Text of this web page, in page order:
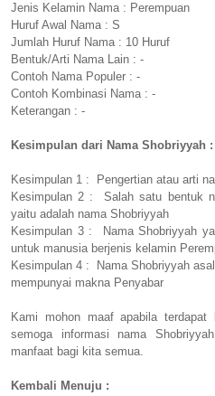
Jenis Kelamin Nama : Perempuan
Huruf Awal Nama : S
Jumlah Huruf Nama : 10 Huruf
Bentuk/Arti Nama Lain : -
Contoh Nama Populer : -
Contoh Kombinasi Nama : -
Keterangan : -
Kesimpulan dari Nama Shobriyyah :
Kesimpulan 1 : Pengertian atau arti
Kesimpulan 2 : Salah satu bentuk
yaitu adalah nama Shobriyyah
Kesimpulan 3 : Nama Shobriyyah
untuk manusia berjenis kelamin
Kesimpulan 4 : Nama Shobriyyah
mempunyai makna Penyabar
Kami mohon maaf apabila terdapat
semoga informasi nama
manfaat bagi kita semua.
Kembali Menuju :